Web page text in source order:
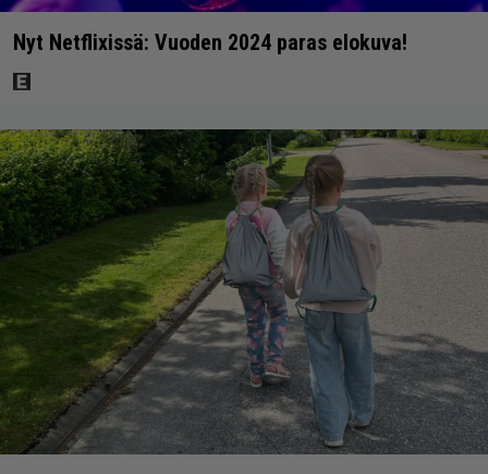
Nyt Netflixissä: Vuoden 2024 paras elokuva!